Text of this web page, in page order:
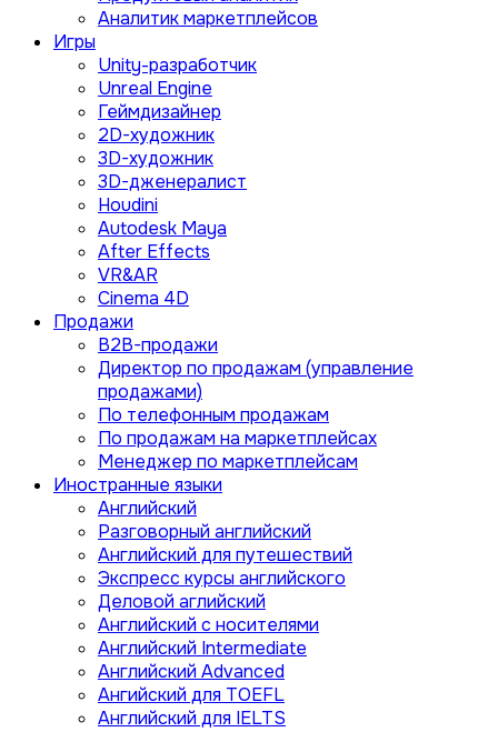
Аналитик маркетплейсов
Игры
Unity-разработчик
Unreal Engine
Геймдизайнер
2D-художник
3D-художник
3D-дженералист
Houdini
Autodesk Maya
After Effects
VR&AR
Cinema 4D
Продажи
B2B-продажи
Директор по продажам (управление
продажами)
По телефонным продажам
По продажам на маркетплейсах
Менеджер по маркетплейсам
Иностранные языки
Английский
Разговорный английский
Английский для путешествий
Экспресс курсы английского
Деловой аглийский
Английский с носителями
Английский Intermediate
Английский Advanced
Ангийский для TOEFL
Английский для IELTS